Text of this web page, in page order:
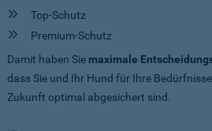
Top-Schutz
Premium-Schutz
Damit haben Sie maximale
dass Sie und Ihr Hund für Ihre
Zukunft optimal abgesichert sind.